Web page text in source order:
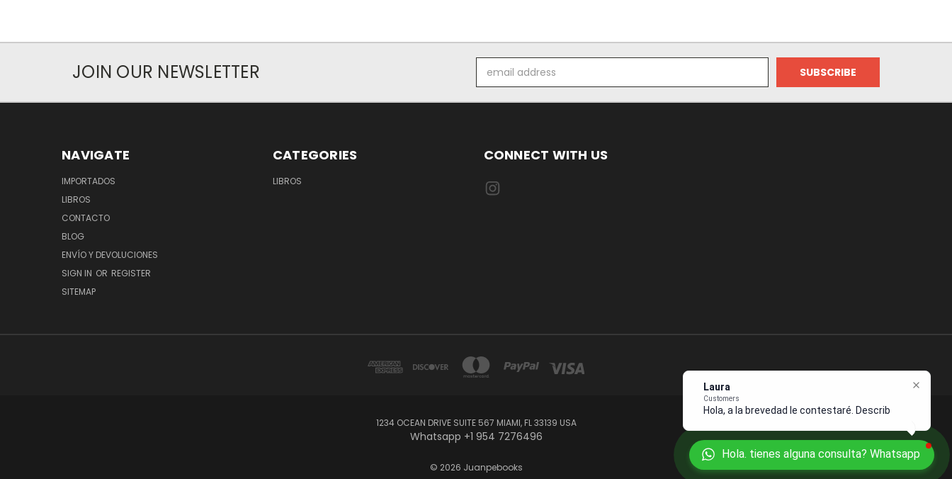
JOIN OUR NEWSLETTER
Address
NAVIGATE
IMPORTADOS
LIBROS
CONTACTO
BLOG
ENVÍO Y DEVOLUCIONES
SIGN IN OR REGISTER
SITEMAP
CATEGORIES
LIBROS
CONNECT WITH US
1234 OCEAN DRIVE SUITE 567 MIAMI, FL 33139 USA
Whatsapp +1 954 7276496
© 2026 Juanpebooks